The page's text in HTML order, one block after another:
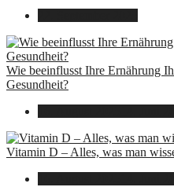
Wie beeinflusst Ihre Ernährung
Gesundheit?
Vitamin D – Alles, was man